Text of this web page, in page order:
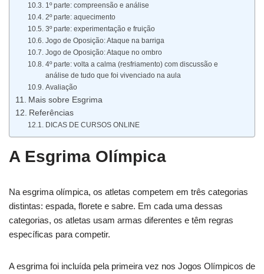
1º parte: compreensão e análise
2º parte: aquecimento
3º parte: experimentação e fruição
Jogo de Oposição: Ataque na barriga
Jogo de Oposição: Ataque no ombro
4º parte: volta a calma (resfriamento) com discussão e
análise de tudo que foi vivenciado na aula
Avaliação
Mais sobre Esgrima
Referências
DICAS DE CURSOS ONLINE
A Esgrima Olímpica
Na esgrima olímpica, os atletas competem em três categorias
distintas: espada, florete e sabre. Em cada uma dessas
categorias, os atletas usam armas diferentes e têm regras
específicas para competir.
A esgrima foi incluída pela primeira vez nos Jogos Olímpicos de